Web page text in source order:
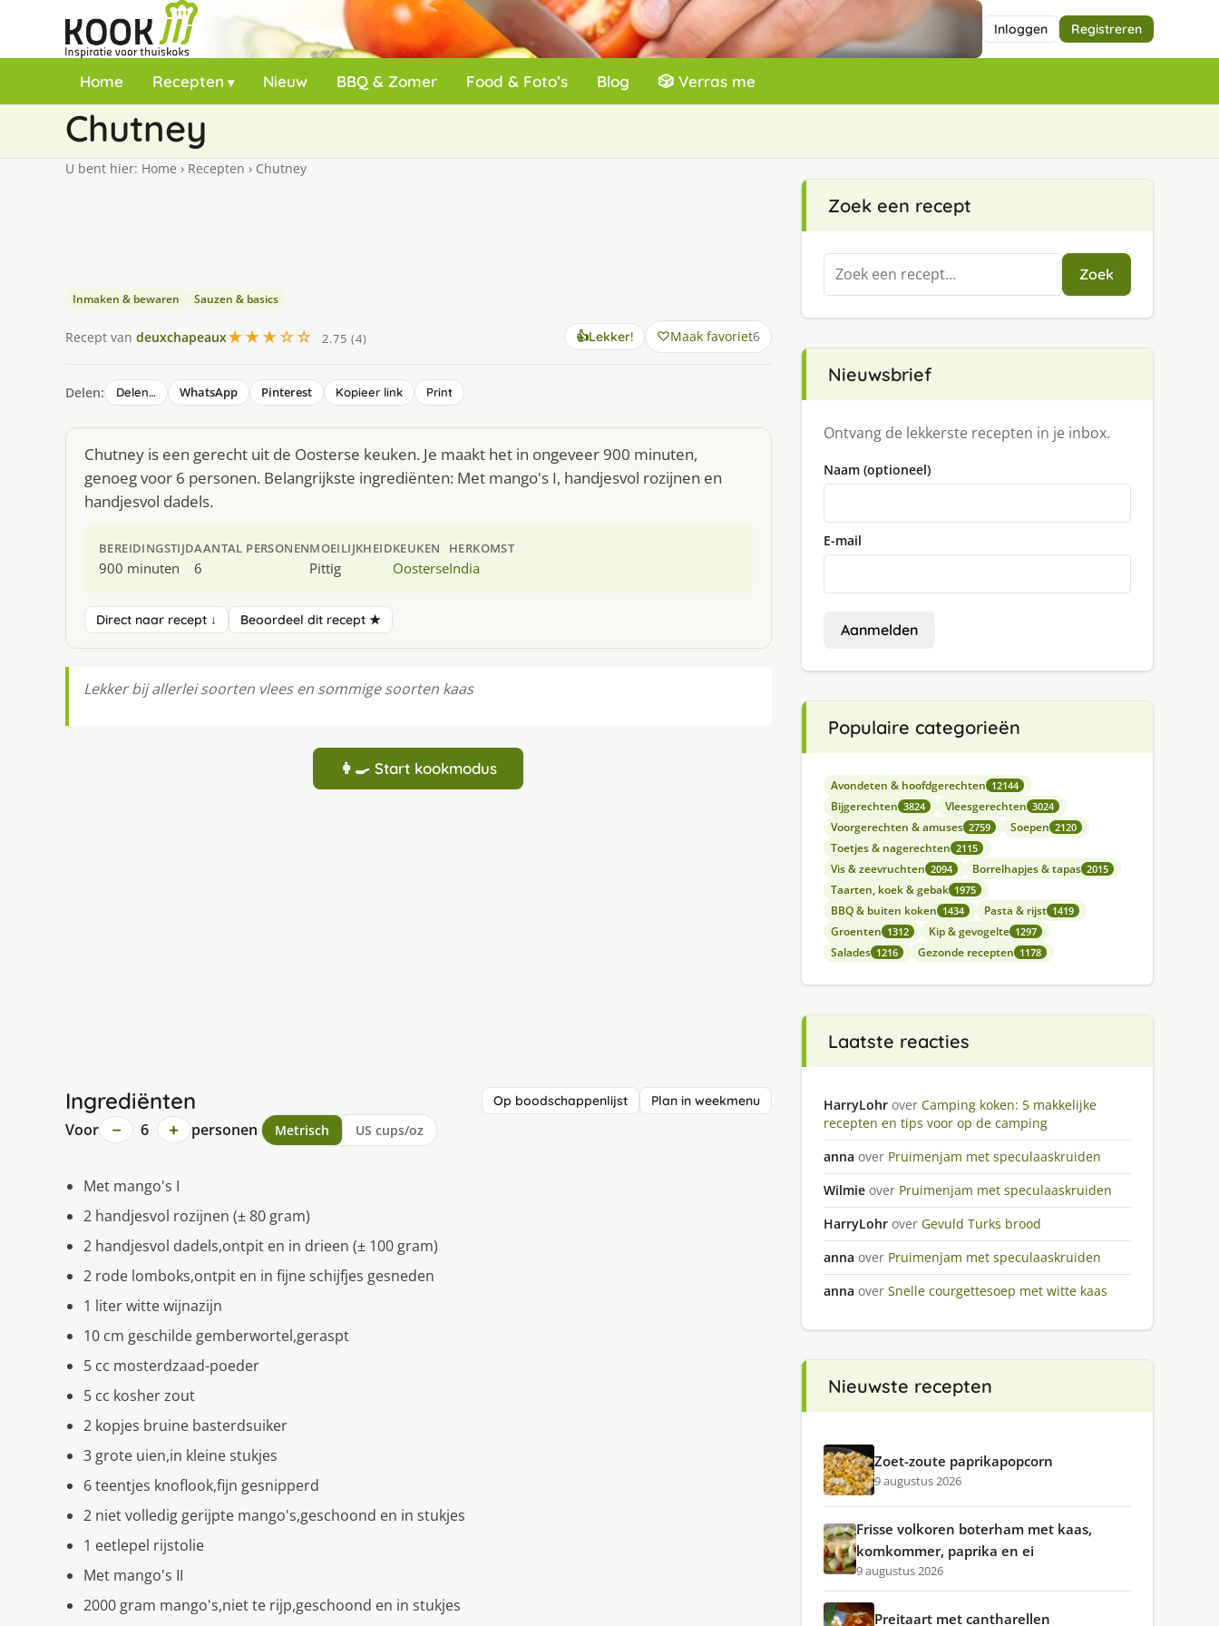
Inloggen Registreren
Home Recepten Nieuw BBQ & Zomer Food & Foto’s Blog 🎲 Verras me
Chutney
U bent hier: Home › Recepten › Chutney
Inmaken & bewaren Sauzen & basics
Recept van deuxchapeaux★★★☆☆ 2.75 (4) 👍Lekker! Maak favoriet6
Delen: Delen… WhatsApp Pinterest Kopieer link Print
Chutney is een gerecht uit de Oosterse keuken. Je maakt het in ongeveer 900 minuten,
genoeg voor 6 personen. Belangrijkste ingrediënten: Met mango's I, handjesvol rozijnen en
handjesvol dadels.
BEREIDINGSTIJD
900 minuten
AANTAL PERSONEN
6
MOEILIJKHEID
Pittig
KEUKEN
Oosterse
HERKOMST
India
Direct naar recept ↓ Beoordeel dit recept ★
Lekker bij allerlei soorten vlees en sommige soorten kaas
👩‍🍳 Start kookmodus
Ingrediënten Op boodschappenlijst Plan in weekmenu
Voor − 6 + personen Metrisch US cups/oz
Met mango's I
2 handjesvol rozijnen (± 80 gram)
2 handjesvol dadels,ontpit en in drieen (± 100 gram)
2 rode lomboks,ontpit en in fijne schijfjes gesneden
1 liter witte wijnazijn
10 cm geschilde gemberwortel,geraspt
5 cc mosterdzaad-poeder
5 cc kosher zout
2 kopjes bruine basterdsuiker
3 grote uien,in kleine stukjes
6 teentjes knoflook,fijn gesnipperd
2 niet volledig gerijpte mango's,geschoond en in stukjes
1 eetlepel rijstolie
Met mango's II
2000 gram mango's,niet te rijp,geschoond en in stukjes
Zoek een recept
Zoeken
naar:
Zoek
Nieuwsbrief
Ontvang de lekkerste recepten in je inbox.
Naam (optioneel)
E-mail
Aanmelden
Populaire categorieën
Avondeten & hoofdgerechten 12144
Bijgerechten 3824 Vleesgerechten 3024
Voorgerechten & amuses 2759 Soepen 2120
Toetjes & nagerechten 2115
Vis & zeevruchten 2094 Borrelhapjes & tapas 2015
Taarten, koek & gebak 1975
BBQ & buiten koken 1434 Pasta & rijst 1419
Groenten 1312 Kip & gevogelte 1297
Salades 1216 Gezonde recepten 1178
Laatste reacties
HarryLohr over Camping koken: 5 makkelijke
recepten en tips voor op de camping
anna over Pruimenjam met speculaaskruiden
Wilmie over Pruimenjam met speculaaskruiden
HarryLohr over Gevuld Turks brood
anna over Pruimenjam met speculaaskruiden
anna over Snelle courgettesoep met witte kaas
Nieuwste recepten
Zoet-zoute paprikapopcorn
9 augustus 2026
Frisse volkoren boterham met kaas,
komkommer, paprika en ei
9 augustus 2026
Preitaart met cantharellen